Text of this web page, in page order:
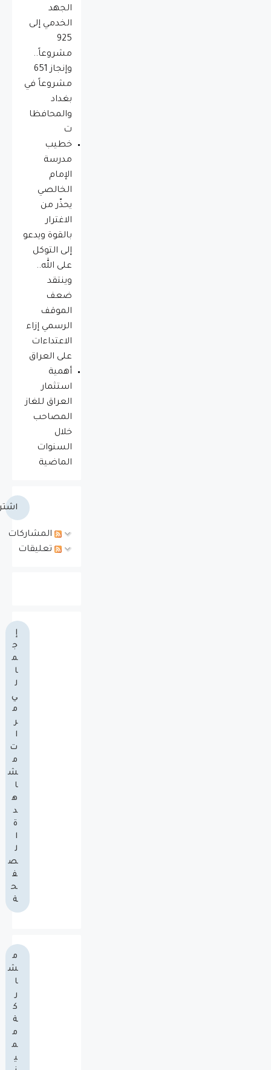
الجهد
الخدمي إلى
925
مشروعاً..
وإنجاز 651
مشروعاً في
بغداد
والمحافظا
ت
خطيب
مدرسة
الإمام
الخالصي
يحذّر من
الاغترار
بالقوة ويدعو
إلى التوكل
على الله..
وينتقد
ضعف
الموقف
الرسمي إزاء
الاعتداءات
على العراق
أهمية
استثمار
العراق للغاز
المصاحب
خلال
السنوات
الماضية
المشاركات
تعليقات
إ
ج
م
ا
ل
ي
م
ر
ا
ت
م
ش
ا
ه
د
ة
ا
ل
ص
ف
ح
ة
م
ش
ا
ر
ك
ة
م
م
ي